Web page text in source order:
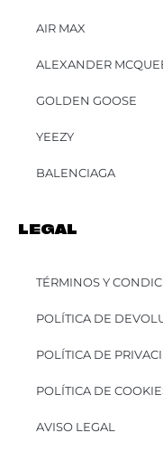
AIR MAX
ALEXANDER
GOLDEN GOOSE
YEEZY
BALENCIAGA
LEGAL
TÉRMINOS Y
POLÍTICA DE
POLÍTICA DE
POLÍTICA DE
AVISO LEGAL